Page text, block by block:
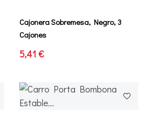
Cajonera Sobremesa, Negro, 3
Cajones
5,41 €